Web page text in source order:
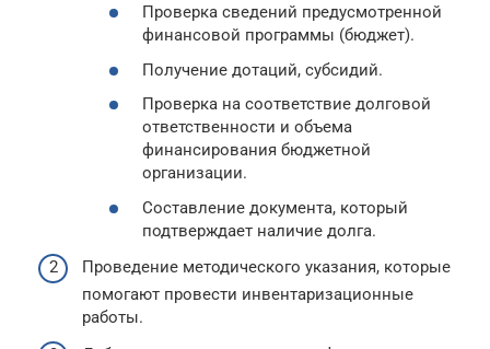
Проверка сведений предусмотренной
финансовой программы (бюджет).
Получение дотаций, субсидий.
Проверка на соответствие долговой
ответственности и объема
финансирования бюджетной
организации.
Составление документа, который
подтверждает наличие долга.
Проведение методического указания, которые
помогают провести инвентаризационные
работы.